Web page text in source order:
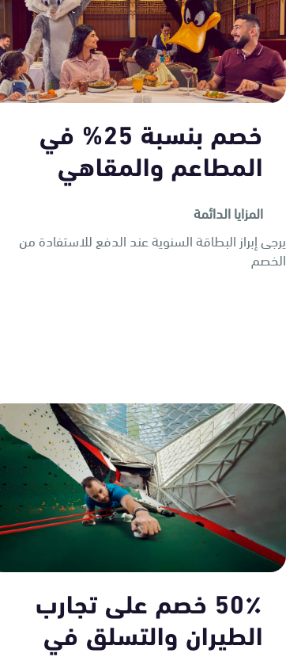
خصم بنسبة 25% في
المطاعم والمقاهي
المزايا الدائمة
يرجى إبراز البطاقة السنوية عند الدفع للاستفادة من
الخصم
50٪ خصم على تجارب
الطيران والتسلق في